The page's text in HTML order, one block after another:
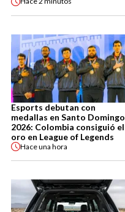
Esports debutan con
medallas en Santo Domingo
2026: Colombia consiguió el
oro en League of Legends
Haceuna hora